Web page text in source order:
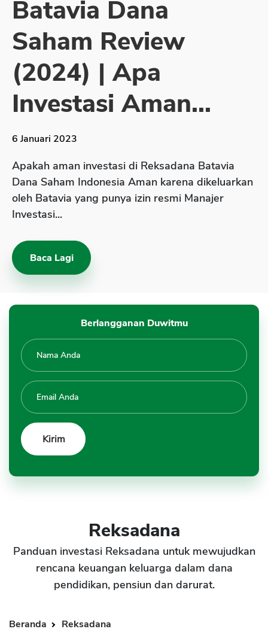
Sekuritas Saham
Bank Digital
Crypto
Assets Crypto
Exchange
Asuransi Kesehatan
Asuransi Syariah
Batavia Dana
Saham Review
(2024) | Apa
Investasi Aman...
6 Januari 2023
Apakah aman investasi di Reksadana Batavia
Dana Saham Indonesia Aman karena dikeluarkan
oleh Batavia yang punya izin resmi Manajer
Investasi...
Baca Lagi
Berlangganan Duwitmu
Reksadana
Panduan investasi Reksadana untuk mewujudkan
rencana keuangan keluarga dalam dana
pendidikan, pensiun dan darurat.
Beranda Reksadana